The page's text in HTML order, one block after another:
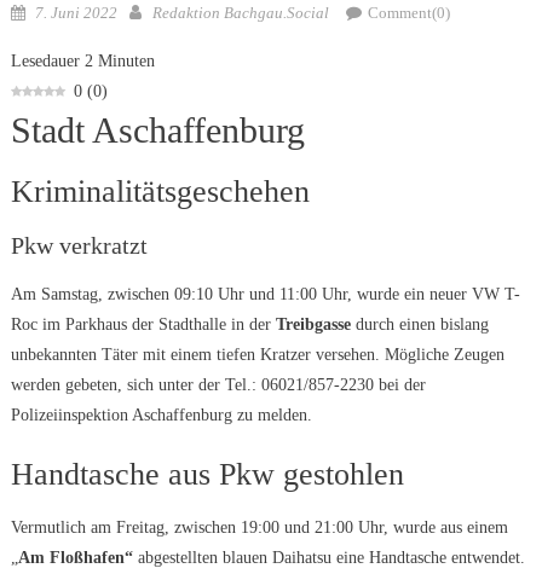
Posted
7. Juni 2022 Author
Redaktion Bachgau.Social Comment(0)
Lesedauer 2 Minuten
0 (0)
Stadt Aschaffenburg
Kriminalitätsgeschehen
Pkw verkratzt
Am Samstag, zwischen 09:10 Uhr und 11:00 Uhr, wurde ein neuer VW T-
Roc im Parkhaus der Stadthalle in der Treibgassedurch einen bislang
unbekannten Täter mit einem tiefen Kratzer versehen. Mögliche Zeugen
werden gebeten, sich unter der Tel.: 06021/857-2230 bei der
Polizeiinspektion Aschaffenburg zu melden.
Handtasche aus Pkw gestohlen
Vermutlich am Freitag, zwischen 19:00 und 21:00 Uhr, wurde aus einem
„Am Floßhafen“abgestellten blauen Daihatsu eine Handtasche entwendet.